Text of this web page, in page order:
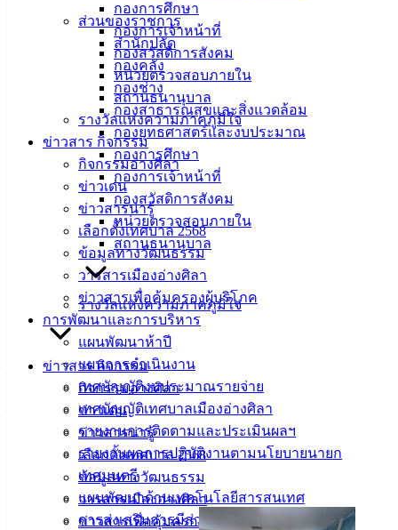
กองการศึกษา
กองการเจ้าหน้าที่
กองสวัสดิการสังคม
หน่วยตรวจสอบภายใน
สถานธนานุบาล
รางวัลแห่งความภาคภูมิใจ
ข่าวสาร กิจกรรม
กิจกรรมอ่างศิลา
ข่าวเด่น
ข่าวสารน่ารู้
เลือกตั้งเทศบาล 2568
ข้อมูลทางวัฒนธรรม
วารสารเมืองอ่างศิลา
ข่าวสารเพื่อคุ้มครองผู้บริโภค
การพัฒนาและการบริหาร
แผนพัฒนาห้าปี
แผนการดำเนินงาน
เทศบัญญัติงบประมาณรายจ่าย
เทศบัญญัติเทศบาลเมืองอ่างศิลา
รายงานการติดตามและประเมินผลฯ
รายงานผลการปฏิบัติงานตามนโยบายนายก
เทศมนตรี
แผนพัฒนาด้านเทคโนโลยีสารสนเทศ
การส่งเสริมการมีส่วนร่วมของประชาชน
ส่วนของราชการ
สำนักปลัด
กองคลัง
กองช่าง
กองสาธารณสุขและสิ่งแวดล้อม
กองยุทธศาสตร์และงบประมาณ
กองการศึกษา
กองการเจ้าหน้าที่
กองสวัสดิการสังคม
หน่วยตรวจสอบภายใน
สถานธนานุบาล
รางวัลแห่งความภาคภูมิใจ
ข่าวสาร กิจกรรม
กิจกรรมอ่างศิลา
ข่าวเด่น
ข่าวสารน่ารู้
เลือกตั้งเทศบาล 2568
ข้อมูลทางวัฒนธรรม
วารสารเมืองอ่างศิลา
ข่าวสารเพื่อคุ้มครองผู้บริโภค
ทั้งนี้ เทศบาลเมืองอ่างศิลาให้ความสำคัญกับการเร่งรัดและ
กำกับการดำเนินโครงการก่อสร้างดังกล่าว เพื่อให้ได้อาคาร
สำนักงานแห่งใหม่ที่มีความมั่นคง ปลอดภัย และรองรับการให้
บริการประชาชนได้อย่างมีประสิทธิภาพในอนาคต
: งานบริการและเผยแพร่วิชาการ กองยุทธศาสตร์และงบ
ประมาณ เทศบาลเมืองอ่างศิลา
————————————–
ติดต่อหรือรับข้อมูลข่าวสารเทศบาลเมืองอ่างศิลา
– (ดับเพลิง) ป้องกันและบรรเทาสาธารณภัย โทรศัพท์ :
038397220 (24 ชั่วโมง)
– เว็บไซต์ : www.angsilacity.go.th
– ไลน์ : ค้นหา @angsilacity หรือคลิ๊กลิงก์
– ยูทูบ :https://www.youtube.com/@angsilacity/videos
– เฟซบุ๊ก : https://www.facebook.com/angsilacity.chonburi
https://www.tiktok.com/@angsilacity
– โทรศัพท์สำนักงาน : 038140100 ถึง 104